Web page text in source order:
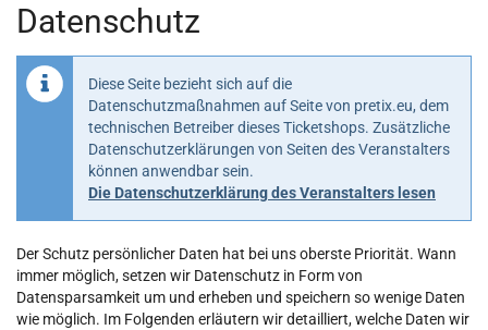
Datenschutz
Diese Seite bezieht sich auf die
Datenschutzmaßnahmen auf Seite von pretix.eu, dem
technischen Betreiber dieses Ticketshops. Zusätzliche
Datenschutzerklärungen von Seiten des Veranstalters
können anwendbar sein.
Die Datenschutzerklärung des Veranstalters lesen
Der Schutz persönlicher Daten hat bei uns oberste Priorität. Wann
immer möglich, setzen wir Datenschutz in Form von
Datensparsamkeit um und erheben und speichern so wenige Daten
wie möglich. Im Folgenden erläutern wir detailliert, welche Daten wir